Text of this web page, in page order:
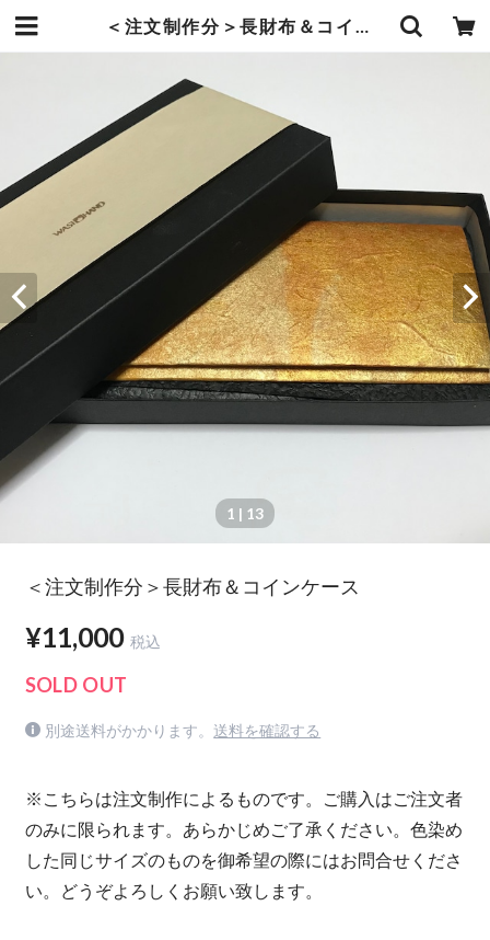
＜注文制作分＞長財布＆コインケース | 暮らしの中の和紙のかたち
1 | 13
＜注文制作分＞長財布＆コインケース
¥11,000 税込
SOLD OUT
別途送料がかかります。 送料を確認する
※こちらは注文制作によるものです。ご購入はご注文者
のみに限られます。あらかじめご了承ください。色染め
した同じサイズのものを御希望の際にはお問合せくださ
い。どうぞよろしくお願い致します。